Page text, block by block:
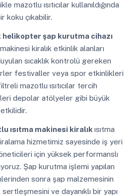
mazotlu ısıtıcılar kullanıldığında
koku çıkabilir.
helikopter şap kurutma cihazı
makinesi kiralık etkinlik alanları
sıcaklık kontrolü gereken
festivaller veya spor etkinlikleri
mazotlu ısıtıcılar tercih
depolar atölyeler gibi büyük
etkilidir.
ısıtma makinesi kiralık ısıtma
kiralama hizmetimiz sayesinde iş yeri
için yüksek performanslı
Şap kurutma işlemi yapılan
sonra şap malzemesinin
ve dayanıklı bir yapı